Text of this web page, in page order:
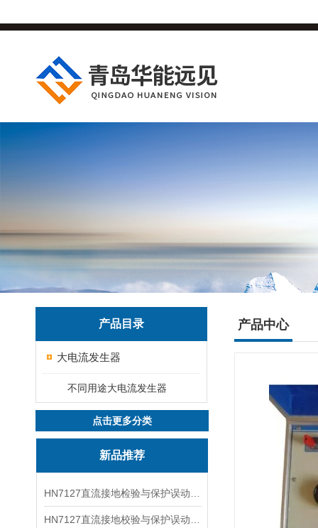
产品目录
大电流发生器
不同用途大电流发生器
点击更多分类
新品推荐
产品中心